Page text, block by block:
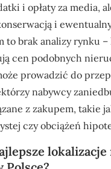
i opłaty za media,
i
to brak analizy rynku
cen podobnych
prowadzić do
nabywcy
z zakupem, takie
czy obciążeń